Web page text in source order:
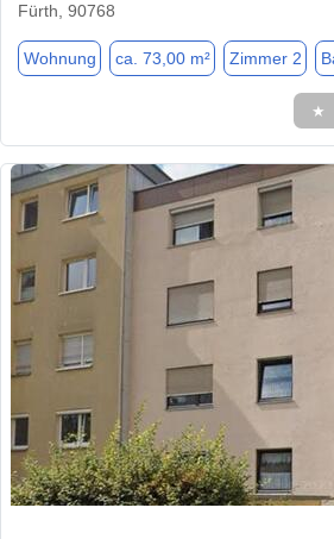
Fürth, 90768
Wohnung ca. 73,00 m² Zimmer 2
★